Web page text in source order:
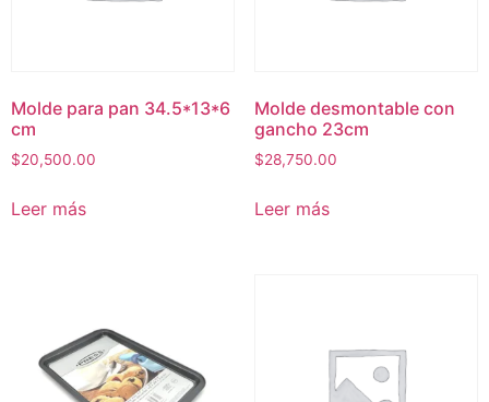
Molde para pan 34.5*13*6
cm
$20,500.00
Leer más
Molde desmontable con
gancho 23cm
$28,750.00
Leer más